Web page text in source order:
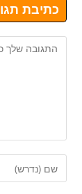
כתיבת